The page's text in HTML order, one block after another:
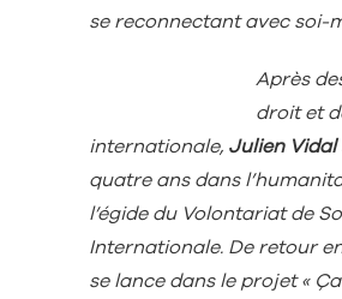
se reconnectant avec soi-
Après
droit et
internationale, Julien Vidal
quatre ans dans
l’égide du Volontariat de
Internationale. De retour
se lance dans le projet «